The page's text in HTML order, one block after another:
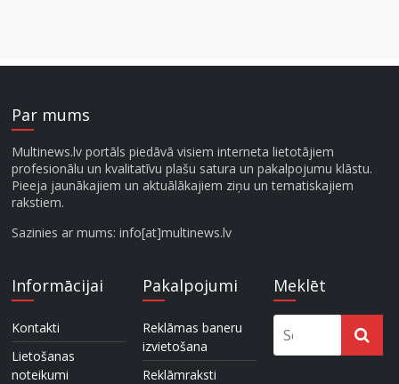
Par mums
Multinews.lv portāls piedāvā visiem interneta lietotājiem
profesionālu un kvalitatīvu plašu satura un pakalpojumu klāstu.
Pieeja jaunākajiem un aktuālākajiem ziņu un tematiskajiem
rakstiem.
Sazinies ar mums: info[at]multinews.lv
Informācijai
Kontakti
Lietošanas
noteikumi
Pakalpojumi
Reklāmas baneru
izvietošana
Reklāmraksti
Meklēt